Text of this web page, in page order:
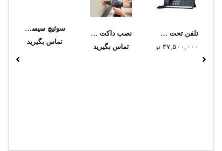
تلفن تحت شبکه یالینک مدل T48U
۳۷,۵۰۰,۰۰۰ تومان
نصب داکت (تا سايز 4 در 4)
تماس بگیرید
سوئیچ سیسکو WS-C3560G-24PS-E
تماس بگیرید